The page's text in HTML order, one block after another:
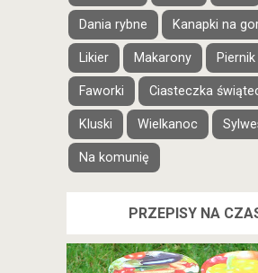
Dania rybne Kanapki na
Likier Makarony Piernik
Faworki Ciasteczka
Kluski Wielkanoc
Na komunię
PRZEPISY NA